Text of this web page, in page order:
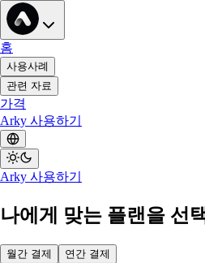
홈
사용사례
관련 자료
가격
Arky 사용하기
Arky 사용하기
나에게 맞는 플랜을 선
월간 결제 연간 결제